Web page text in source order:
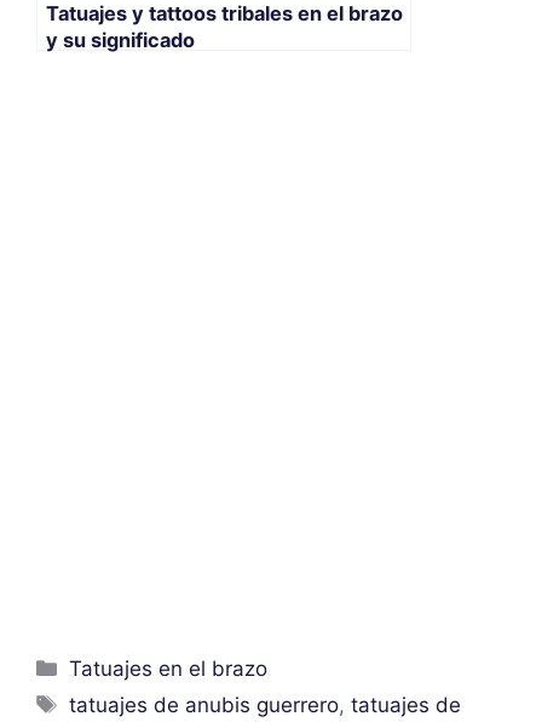
Tatuajes y tattoos tribales en el brazo
y su significado
Categorías
Tatuajes en el brazo
Etiquetas
tatuajes de anubis guerrero,tatuajes de